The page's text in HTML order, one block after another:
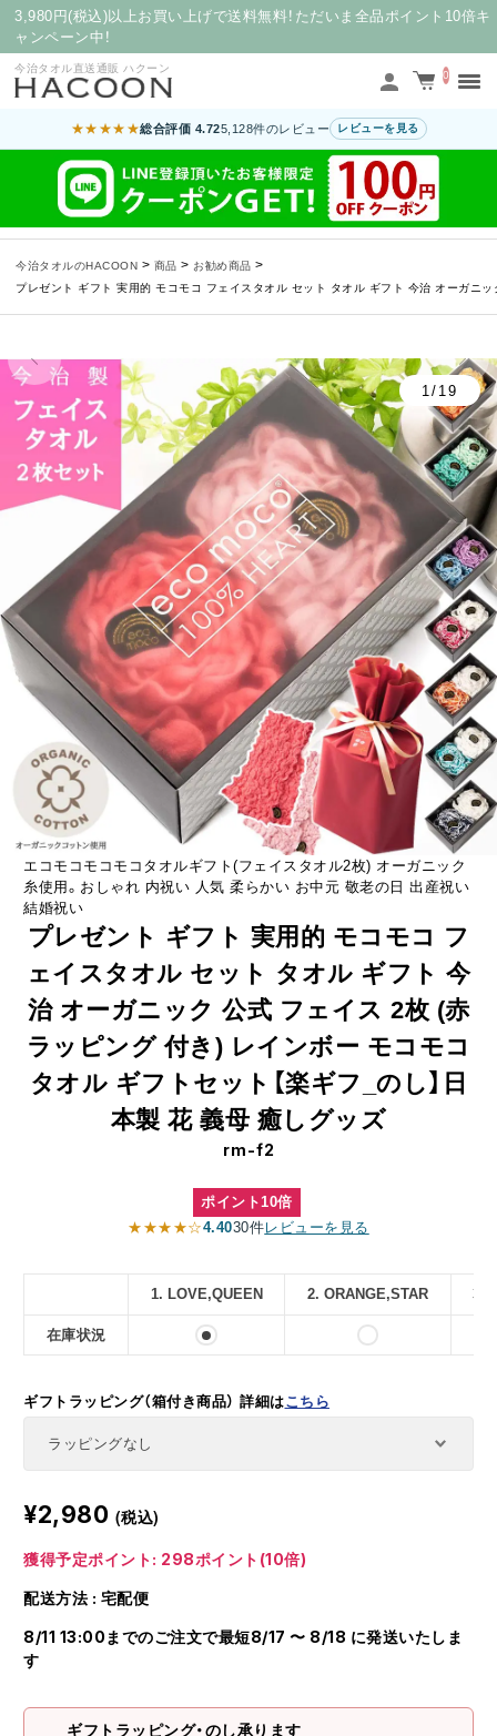
3,980円(税込)以上お買い上げで送料無料！ただいま全品ポイント10倍キ
ャンペーン中！
今治タオル直送通販 ハクーン
0
★★★★★総合評価 4.725,128件のレビュー レビューを見る
今治タオルのHACOON > 商品 > お勧め商品 >
プレゼント ギフト 実用的 モコモコ フェイスタオル セット タオル ギフト 今治 オーガニ
1/19
エコモコモコモコタオルギフト(フェイスタオル2枚) オーガニック
糸使用。おしゃれ 内祝い 人気 柔らかい お中元 敬老の日 出産祝い
結婚祝い
プレゼント ギフト 実用的 モコモコ フ
ェイスタオル セット タオル ギフト 今
治 オーガニック 公式 フェイス 2枚 (赤
ラッピング 付き) レインボー モコモコ
タオル ギフトセット【楽ギフ_のし】日
本製 花 義母 癒しグッズ
rm-f2
ポイント10倍
★★★★☆4.4030件レビューを見る
在庫状況
1. LOVE,QUEEN 2. ORANGE,STAR 3.
ギフトラッピング（箱付き商品） 詳細はこちら
¥2,980 (税込)
獲得予定ポイント: 298ポイント(10倍)
配送方法 : 宅配便
8/11 13:00までのご注文で最短8/17 〜 8/18 に発送いたしま
す
ギフトラッピング・のし承ります